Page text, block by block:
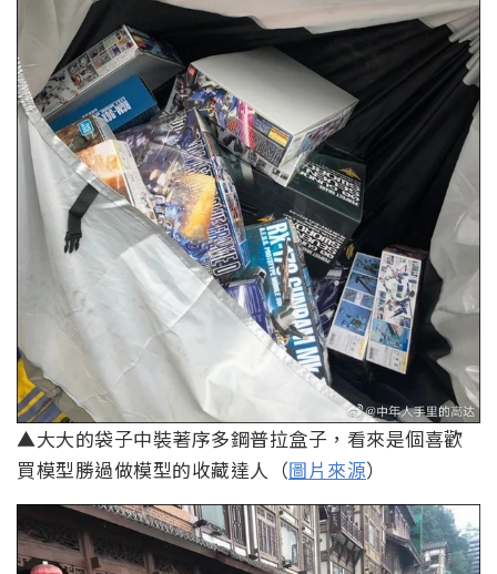
▲大大的袋子中裝著序多鋼普拉盒子，看來是個喜歡
買模型勝過做模型的收藏達人（圖片來源）